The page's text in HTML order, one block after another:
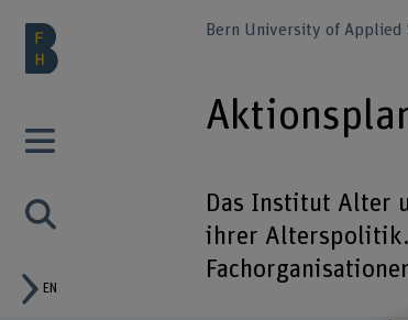
EN
Bern University of Applied
Das Institut Alter
ihrer Alterspolitik.